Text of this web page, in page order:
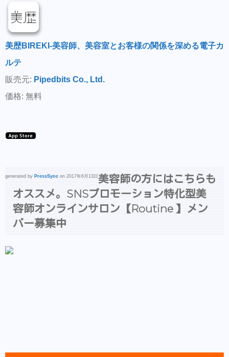
美歴BIREKI-美容師、美容室とお客様の関係を深める電子カ
ルテ
販売元: Pipedbits Co., Ltd.
価格: 無料
generated by PressSync on 2017年6月13日 美容師の方にはこちらも
オススメ。SNSプロモーション特化型美
容師オンラインサロン【Routine 】メン
バー募集中